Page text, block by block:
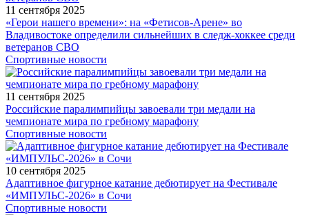
11 сентября 2025
«Герои нашего времени»: на «Фетисов-Арене» во
Владивостоке определили сильнейших в следж-хоккее среди
ветеранов СВО
Спортивные новости
11 сентября 2025
Российские паралимпийцы завоевали три медали на
чемпионате мира по гребному марафону
Спортивные новости
10 сентября 2025
Адаптивное фигурное катание дебютирует на Фестивале
«ИМПУЛЬС-2026» в Сочи
Спортивные новости